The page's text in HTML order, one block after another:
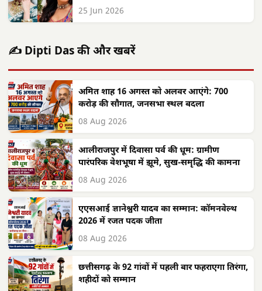
25 Jun 2026
✍️ Dipti Das की और खबरें
अमित शाह 16 अगस्त को अलवर आएंगे: 700
करोड़ की सौगात, जनसभा स्थल बदला
08 Aug 2026
आलीराजपुर में दिवासा पर्व की धूम: ग्रामीण
पारंपरिक वेशभूषा में झूमे, सुख-समृद्धि की कामना
08 Aug 2026
एएसआई ज्ञानेश्वरी यादव का सम्मान: कॉमनवेल्थ
2026 में रजत पदक जीता
08 Aug 2026
छत्तीसगढ़ के 92 गांवों में पहली बार फहराएगा तिरंगा,
शहीदों को सम्मान